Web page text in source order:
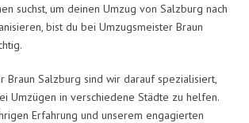
suchst, um deinen Umzug von Salzburg nach
bist du bei Umzugsmeister Braun
Braun Salzburg sind wir darauf spezialisiert,
Umzügen in verschiedene Städte zu helfen.
Erfahrung und unserem engagierten